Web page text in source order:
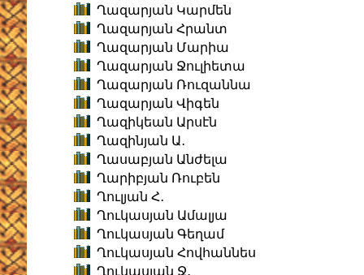
Ղազարյան Կարմեն
Ղազարյան Հրանտ
Ղազարյան Մարիա
Ղազարյան Ջուլիետա
Ղազարյան Ռուզաննա
Ղազարյան Վիգեն
Ղազիկեան Արսէն
Ղազինյան Ա․
Ղասաբյան Անժելա
Ղարիբյան Ռուբեն
Ղուլյան Հ․
Ղուկասյան Ամալյա
Ղուկասյան Գեղամ
Ղուկասյան Հովհաննես
Ղուկասյան Ջ․